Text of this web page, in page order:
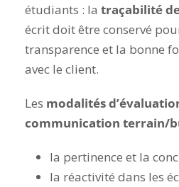
étudiants : la traçabilité
écrit doit être conservé
transparence et la bonne
avec le client.
Les modalités
communication terrain/
la pertinence et la
la réactivité dans les